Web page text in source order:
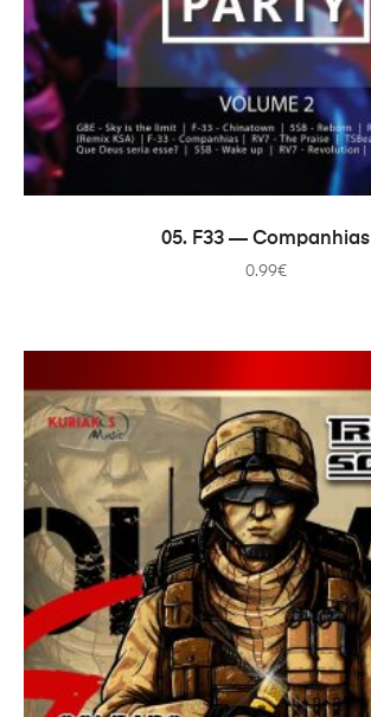
В КОРЗИНУ
05. F33 — Companhias
0.99€